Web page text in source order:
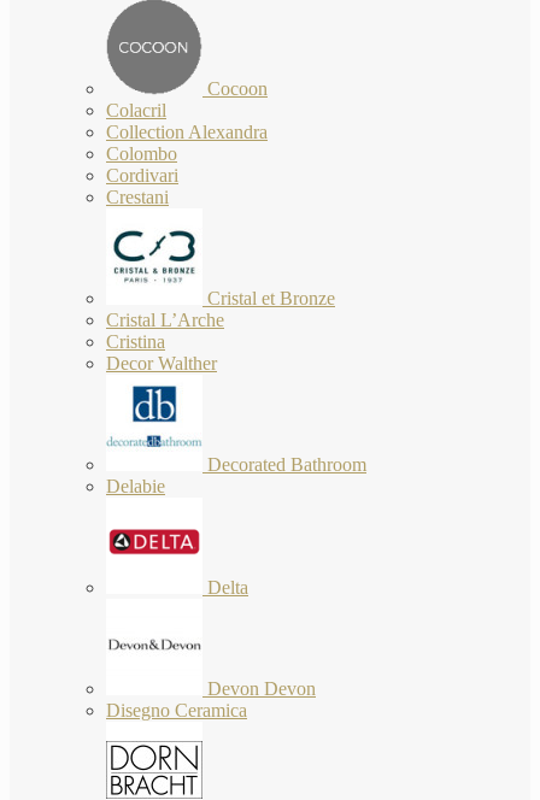
Cocoon
Colacril
Collection Alexandra
Colombo
Cordivari
Crestani
Cristal et Bronze
Cristal L’Arche
Cristina
Decor Walther
Decorated Bathroom
Delabie
Delta
Devon Devon
Disegno Ceramica